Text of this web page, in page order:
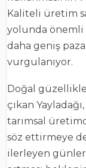
Kaliteli üretim
yolunda önemli
daha geniş
vurgulanıyor.
Doğal
çıkan
tarımsal
söz ettirmeye
ilerleyen